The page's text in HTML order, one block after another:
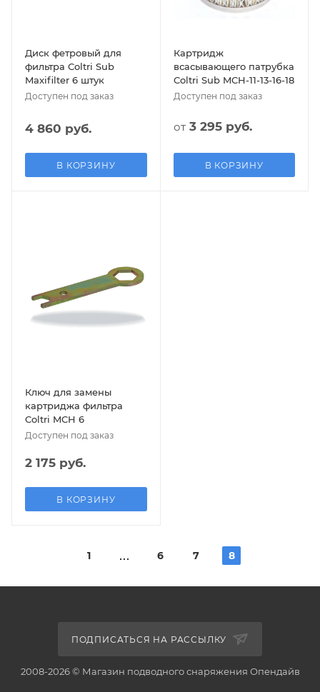
Диск фетровый для
фильтра Coltri Sub
Maxifilter 6 штук
Доступен под заказ
4 860 руб.
В КОРЗИНУ
Картридж
всасывающего патрубка
Coltri Sub MCH-11-13-16-18
Доступен под заказ
от 3 295 руб.
В КОРЗИНУ
Ключ для замены
картриджа фильтра
Coltri MCH 6
Доступен под заказ
2 175 руб.
В КОРЗИНУ
1 6 7 8
ПОДПИСАТЬСЯ НА РАССЫЛКУ
2008-2026 © Магазин подводного снаряжения Опендайв